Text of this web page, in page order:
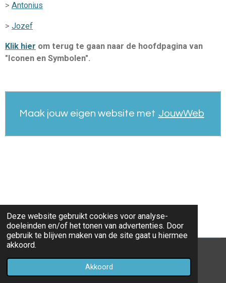
Deze website gebruikt cookies voor analyse-
doeleinden en/of het tonen van advertenties. Door
gebruik te blijven maken van de site gaat u hiermee
akkoord.
Akkoord
> Antonius
> Jozef
Klik hier om terug te gaan naar de hoofdpagina van
"Iconen en Symbolen".
Maak jouw eigen website met JouwWeb